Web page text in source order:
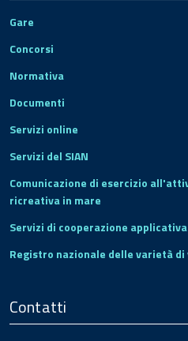
Gare
Concorsi
Normativa
Documenti
Servizi online
Servizi del SIAN
Comunicazione di esercizio
ricreativa in mare
Servizi di cooperazione applicativa
Registro nazionale delle varietà di
Contatti